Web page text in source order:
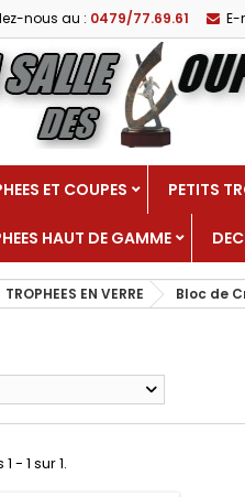
nous au : 0479/77.69.61 E-
ET COUPES PETITS
HAUT DE GAMME
TROPHEES EN VERRE Bloc de
- 1 sur 1.